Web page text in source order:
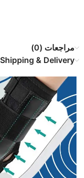
مراجعات (0)
Shipping & Delivery